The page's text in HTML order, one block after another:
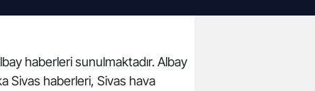
haberleri sunulmaktadır. Albay
Sivas haberleri, Sivas hava